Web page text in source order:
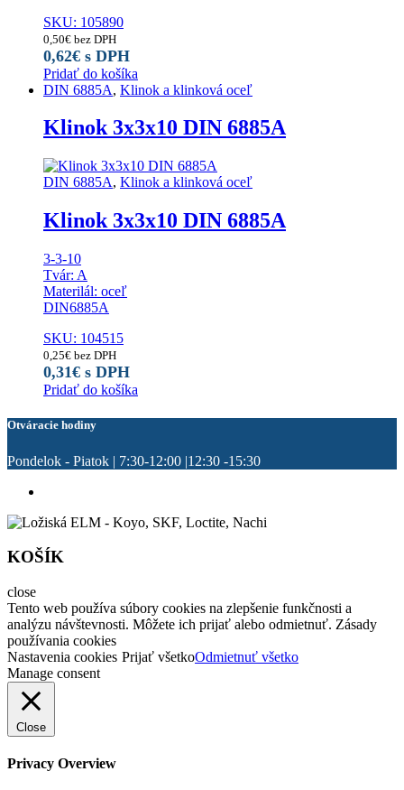
SKU: 105890
0,50€ bez DPH
0,62€ s DPH
Pridať do košíka
DIN 6885A, Klinok a klinková oceľ
Klinok 3x3x10 DIN 6885A
DIN 6885A, Klinok a klinková oceľ
Klinok 3x3x10 DIN 6885A
3-3-10
Tvár: A
Materilál: oceľ
DIN6885A
SKU: 104515
0,25€ bez DPH
0,31€ s DPH
Pridať do košíka
Otváracie hodiny
Pondelok - Piatok | 7:30-12:00 |12:30 -15:30
KOŠÍK
close
Tento web používa súbory cookies na zlepšenie funkčnosti a
analýzu návštevnosti. Môžete ich prijať alebo odmietnuť. Zásady
používania cookies
Nastavenia cookies Prijať všetkoOdmietnuť všetko
Manage consent
Close
Privacy Overview